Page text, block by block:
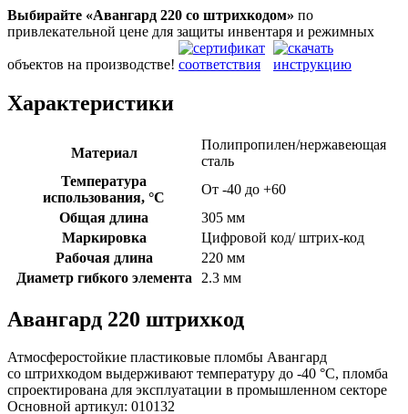
Выбирайте «Авангард 220 со штрихкодом» по
привлекательной цене для защиты инвентаря и режимных
объектов на производстве!
Характеристики
Материал
Полипропилен/нержавеющая
сталь
Температура
использования, °C
От -40 до +60
Общая длина
305 мм
Маркировка
Цифровой код/ штрих-код
Рабочая длина
220 мм
Диаметр гибкого элемента
2.3 мм
Авангард 220 штрихкод
Атмосферостойкие пластиковые пломбы Авангард
со штрихкодом выдерживают температуру до -40 °C, пломба
спроектирована для эксплуатации в промышленном секторе
Основной артикул: 010132